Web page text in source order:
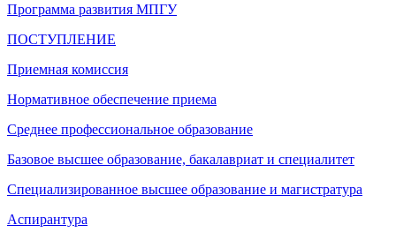
Программа развития МПГУ
ПОСТУПЛЕНИЕ
Приемная комиссия
Нормативное обеспечение приема
Среднее профессиональное образование
Базовое высшее образование, бакалавриат и специалитет
Специализированное высшее образование и магистратура
Аспирантура